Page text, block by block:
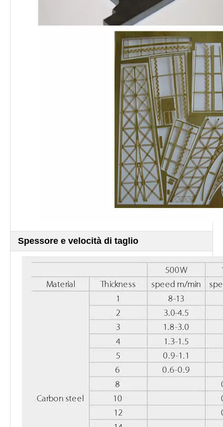
Spessore e velocità di taglio